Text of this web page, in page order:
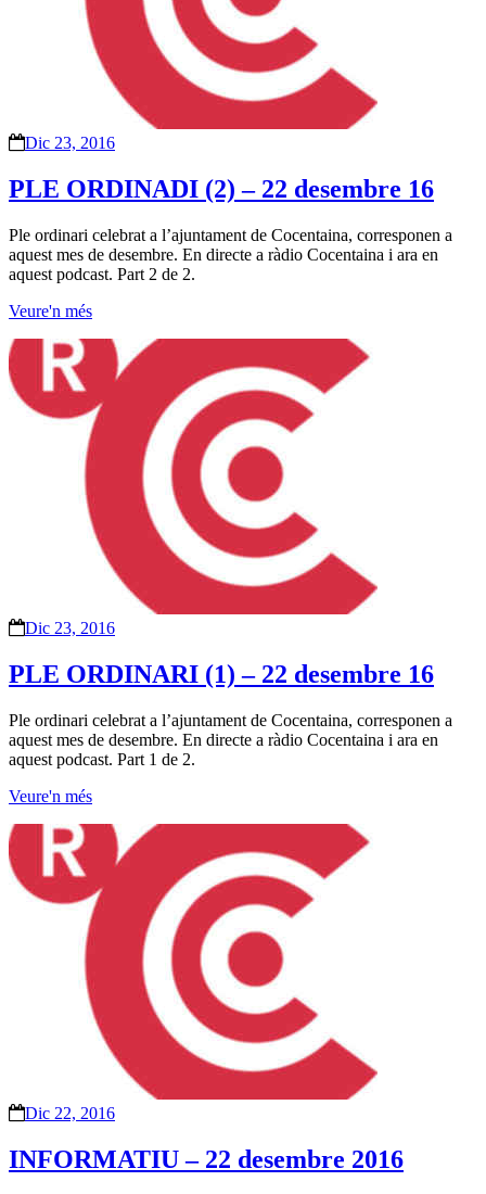
Dic 23, 2016
PLE ORDINADI (2) – 22 desembre 16
Ple ordinari celebrat a l’ajuntament de Cocentaina, corresponen a
aquest mes de desembre. En directe a ràdio Cocentaina i ara en
aquest podcast. Part 2 de 2.
Veure'n més
Dic 23, 2016
PLE ORDINARI (1) – 22 desembre 16
Ple ordinari celebrat a l’ajuntament de Cocentaina, corresponen a
aquest mes de desembre. En directe a ràdio Cocentaina i ara en
aquest podcast. Part 1 de 2.
Veure'n més
Dic 22, 2016
INFORMATIU – 22 desembre 2016